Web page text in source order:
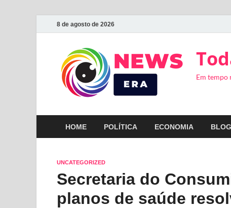
8 de agosto de 2026
Em tempo
HOME POLÍTICA ECONOMIA BLOG
UNCATEGORIZED
Secretaria do
planos de saúde